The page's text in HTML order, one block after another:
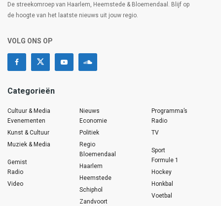
De streekomroep van Haarlem, Heemstede & Bloemendaal. Blijf op
de hoogte van het laatste nieuws uit jouw regio.
VOLG ONS OP
Categorieën
Cultuur & Media
Evenementen
Kunst & Cultuur
Muziek & Media
Gemist
Radio
Video
Nieuws
Economie
Politiek
Regio
Bloemendaal
Haarlem
Heemstede
Schiphol
Zandvoort
Programma’s
Radio
TV
Sport
Formule 1
Hockey
Honkbal
Voetbal